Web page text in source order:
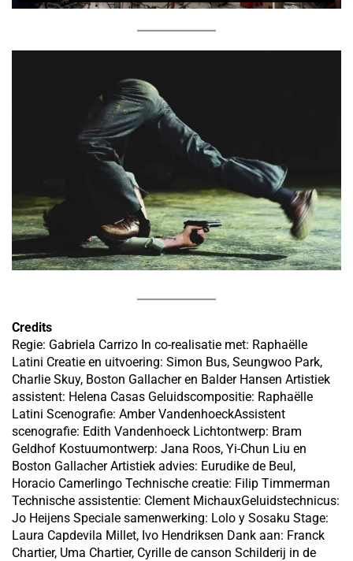
Credits
Regie: Gabriela Carrizo In co-realisatie met: Raphaëlle
Latini Creatie en uitvoering: Simon Bus, Seungwoo Park,
Charlie Skuy, Boston Gallacher en Balder Hansen Artistiek
assistent: Helena Casas Geluidscompositie: Raphaëlle
Latini Scenografie: Amber VandenhoeckAssistent
scenografie: Edith Vandenhoeck Lichtontwerp: Bram
Geldhof Kostuumontwerp: Jana Roos, Yi-Chun Liu en
Boston Gallacher Artistiek advies: Eurudike de Beul,
Horacio Camerlingo Technische creatie: Filip Timmerman
Technische assistentie: Clement MichauxGeluidstechnicus:
Jo Heijens Speciale samenwerking: Lolo y Sosaku Stage:
Laura Capdevila Millet, Ivo Hendriksen Dank aan: Franck
Chartier, Uma Chartier, Cyrille de canson Schilderij in de